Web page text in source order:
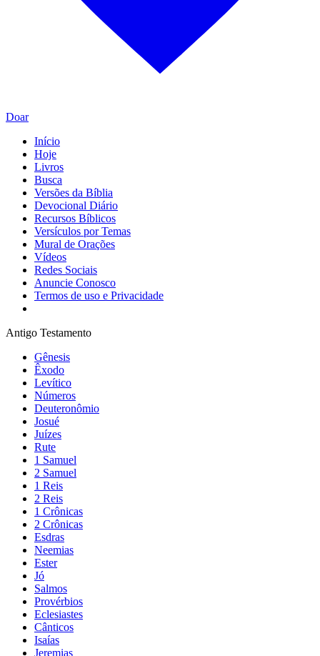
Doar
Início
Hoje
Livros
Busca
Versões da Bíblia
Devocional Diário
Recursos Bíblicos
Versículos por Temas
Mural de Orações
Vídeos
Redes Sociais
Anuncie Conosco
Termos de uso e Privacidade
Antigo Testamento
Gênesis
Êxodo
Levítico
Números
Deuteronômio
Josué
Juízes
Rute
1 Samuel
2 Samuel
1 Reis
2 Reis
1 Crônicas
2 Crônicas
Esdras
Neemias
Ester
Jó
Salmos
Provérbios
Eclesiastes
Cânticos
Isaías
Jeremias